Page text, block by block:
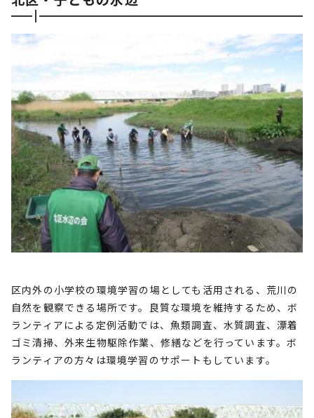
区内外の小学校の環境学習の場としても活用される、荒川の
自然を観察できる場所です。良質な環境を維持するため、ボ
ランティアによる定例活動では、魚類調査、水質調査、漂着
ゴミ清掃、外来生物駆除作業、修繕などを行っています。ボ
ランティアの方々は環境学習のサポートもしています。